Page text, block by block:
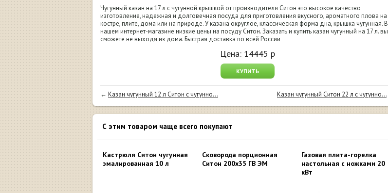
Чугунный казан на 17 л с чугунной крышкой от производителя Ситон это высокое качество
изготовление, надежная и долговечная посуда для приготовления вкусного, ароматного плова на
костре, плите, дома или на природе. У казана округлое, классическая форма дна, крышка чугунная. В
нашем интернет-магазине низкие цены на посуду Ситон. Заказать и купить казан чугунный на 17 л. вы
сможете не выходя из дома. Быстрая доставка по всей России
Цена: 14445 р
КУПИТЬ
← Казан чугунный 12 л Ситон с чугунно... Казан чугунный Ситон 22 л с чугунно...
С этим товаром чаще всего покупают
Кастрюля Ситон чугунная
эмалированная 10 л
Сковорода порционная
Ситон 200x35 ГВ ЭМ
Газовая плита-горелка
настольная с ножками 20
кВт